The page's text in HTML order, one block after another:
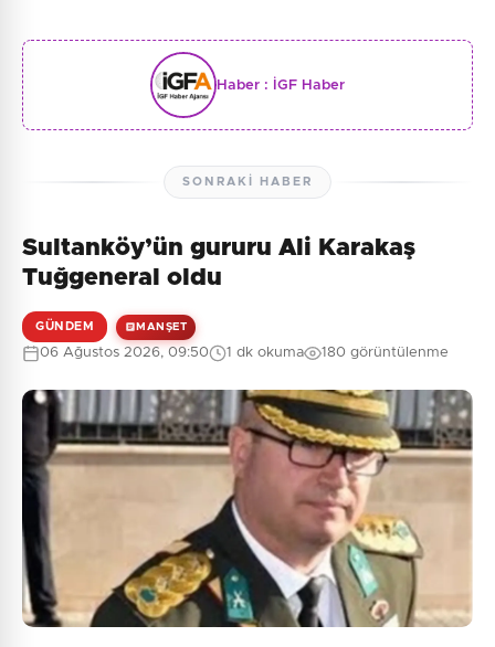
Haber : İGF Haber
SONRAKI HABER
Sultanköy’ün gururu Ali Karakaş
Tuğgeneral oldu
GÜNDEM MANŞET
06 Ağustos 2026, 09:50 1 dk okuma 180 görüntülenme